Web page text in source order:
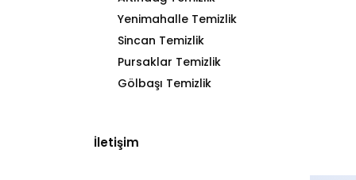
Yenimahalle Temizlik
Sincan Temizlik
Pursaklar Temizlik
Gölbaşı Temizlik
İletişim